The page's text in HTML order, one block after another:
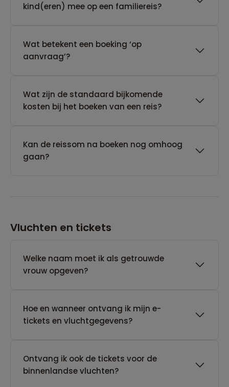
kind(eren) mee op een familiereis?
Wat betekent een boeking ‘op
aanvraag’?
Wat zijn de standaard bijkomende
kosten bij het boeken van een reis?
Kan de reissom na boeken nog omhoog
gaan?
Vluchten en tickets
Welke naam moet ik als getrouwde
vrouw opgeven?
Hoe en wanneer ontvang ik mijn e-
tickets en vluchtgegevens?
Ontvang ik ook de tickets voor de
binnenlandse vluchten?